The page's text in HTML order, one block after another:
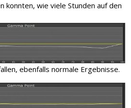
konnten, wie viele Stunden auf den
ebenfalls normale Ergebnisse.